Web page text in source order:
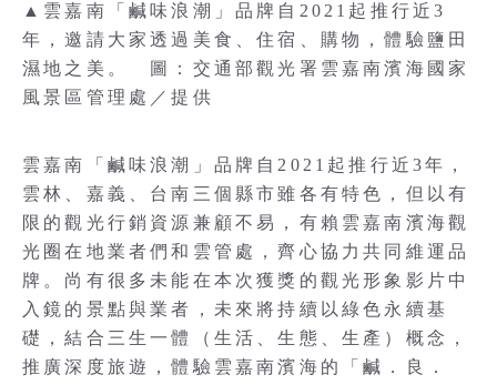
▲雲嘉南「鹹味浪潮」品牌自2021起推行近3
年，邀請大家透過美食、住宿、購物，體驗鹽田
濕地之美。 圖：交通部觀光署雲嘉南濱海國家
風景區管理處／提供
雲嘉南「鹹味浪潮」品牌自2021起推行近3年，
雲林、嘉義、台南三個縣市雖各有特色，但以有
限的觀光行銷資源兼顧不易，有賴雲嘉南濱海觀
光圈在地業者們和雲管處，齊心協力共同維運品
牌。尚有很多未能在本次獲獎的觀光形象影片中
入鏡的景點與業者，未來將持續以綠色永續基
礎，結合三生一體（生活、生態、生產）概念，
推廣深度旅遊，體驗雲嘉南濱海的「鹹．良．